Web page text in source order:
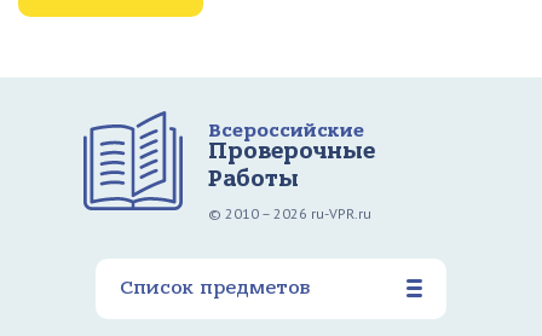
Всероссийские
Проверочные
Работы
© 2010 – 2026 ru-VPR.ru
Список предметов